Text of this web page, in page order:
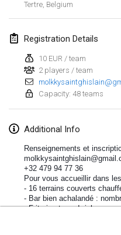
Tertre, Belgium
Registration Details
10 EUR / team
2 players / team
Capacity: 48 teams
Additional Info
Renseignements et
+32 479 94 77 36
Pour vous accueillir dans
- 16 terrains couverts
- Bar bien achalandé :
- Friterie et sandwichs
Tournoi de Mölkky -
Jan 25, 2020|
February 2020
Feb 1, 2020|
Möl'Krêpes
Feb 1, 2020|
Liekki Cup